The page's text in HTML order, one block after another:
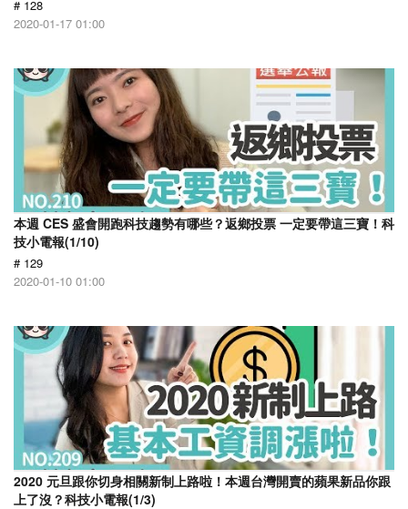
# 128
2020-01-17 01:00
本週 CES 盛會開跑科技趨勢有哪些？返鄉投票 一定要帶這三寶！科
技小電報(1/10)
# 129
2020-01-10 01:00
2020 元旦跟你切身相關新制上路啦！本週台灣開賣的蘋果新品你跟
上了沒？科技小電報(1/3)